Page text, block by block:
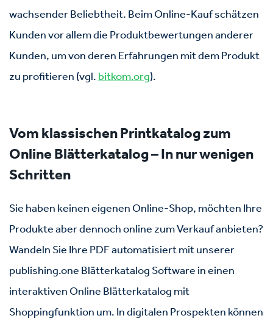
wachsender Beliebtheit. Beim Online-Kauf schätzen
Kunden vor allem die Produktbewertungen anderer
Kunden, um von deren Erfahrungen mit dem Produkt
zu profitieren (vgl. bitkom.org).
Vom klassischenPrintkatalogzum
Online Blätterkatalog – In nur wenigen
Schritten
Sie haben keinen eigenen Online-Shop, möchten Ihre
Produkte aber dennoch online zum Verkauf anbieten?
Wandeln Sie Ihre PDF automatisiert mit unserer
publishing.one Blätterkatalog Software in einen
interaktiven Online Blätterkatalog mit
Shoppingfunktion um. In digitalen Prospekten können